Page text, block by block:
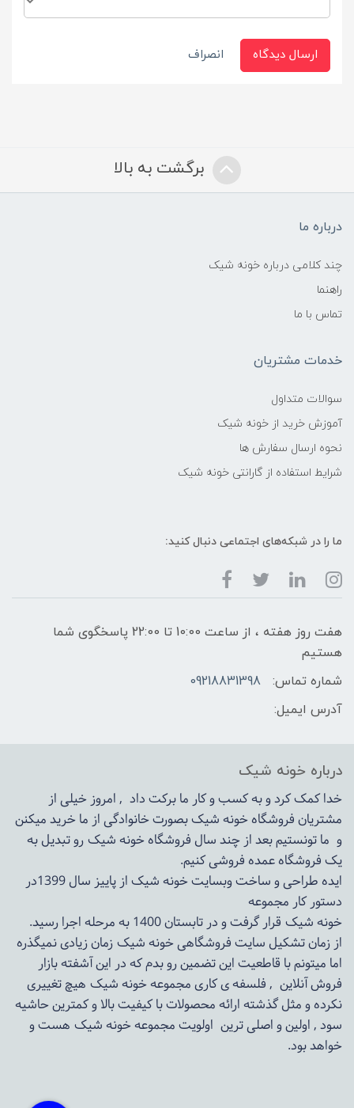
ارسال دیدگاه انصراف
برگشت به بالا
درباره ما
چند کلامی درباره خونه شیک
راهنما
تماس با ما
خدمات مشتریان
سوالات متداول
آموزش خرید از خونه شیک
نحوه ارسال سفارش ها
شرایط استفاده از گارانتی خونه شیک
ما را در شبکه‌های اجتماعی دنبال کنید:
هفت روز هفته ، از ساعت 10:00 تا 22:00 پاسخگوی شما
هستیم
شماره تماس:
09218831398
آدرس ایمیل:
درباره خونه شیک
خدا کمک کرد و به کسب و کار ما برکت داد , امروز خیلی از
مشتریان فروشگاه خونه شیک بصورت خانوادگی از ما خرید میکنن
و ما تونستیم بعد از چند سال فروشگاهخونه شیکرو تبدیل به
یک فروشگاه عمده فروشی کنیم.
ایده طراحی و ساخت وبسایت خونه شیک از پاییز سال 1399در
دستور کار مجموعه
خونه شیک قرار گرفت و در تابستان 1400 به مرحله اجرا رسید.
از زمان تشکیل سایت فروشگاهیخونه شیکزمان زیادی نمیگذره
اما میتونم با قاطعیت این تضمین رو بدم که در این آشفته بازار
فروش آنلاین , فلسفه ی کاری مجموعهخونه شیک هیچ تغییری
نکرده و مثل گذشته ارائه محصولات با کیفیت بالا و کمترین حاشیه
سود , اولین و اصلی ترین اولویت مجموعهخونه شیک هست و
خواهد بود.